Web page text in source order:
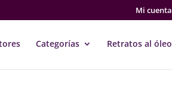
Mi cuenta
Categorías Retratos al óleo